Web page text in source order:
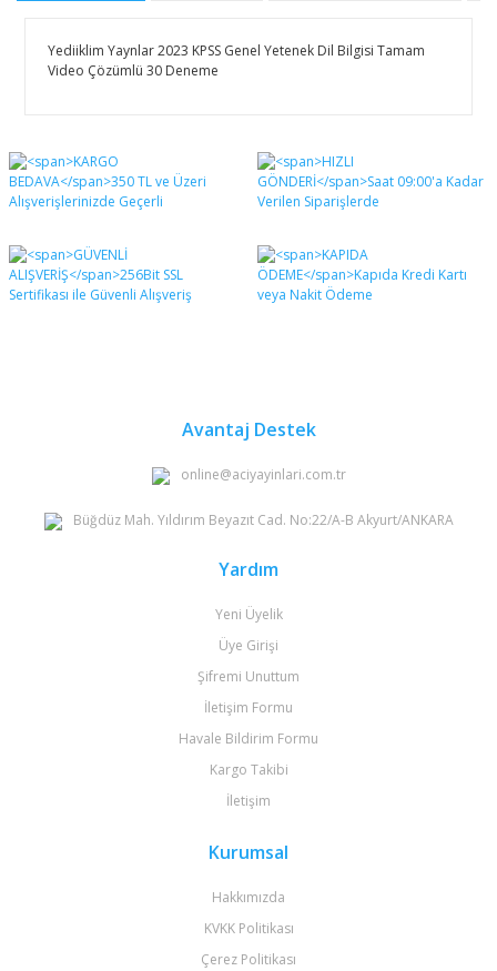
Yediiklim Yaynlar 2023 KPSS Genel Yetenek Dil Bilgisi Tamam
Video Çözümlü 30 Deneme
Bu ürüne ilk yorumu siz yapın!
Yorum Yaz
Bu ürünün fiyat bilgisi, resim, ürün açıklamalarında ve
diğer konularda yetersiz gördüğünüz noktaları öneri
formunu kullanarak tarafımıza iletebilirsiniz.
Görüş ve önerileriniz için teşekkür ederiz.
Ürün resmi kalitesiz, bozuk veya görüntülenemiyor.
Ürün açıklamasında eksik bilgiler bulunuyor.
Avantaj Destek
online@aciyayinlari.com.tr
Büğdüz Mah. Yıldırım Beyazıt Cad. No:22/A-B Akyurt/ANKARA
Yardım
Yeni Üyelik
Üye Girişi
Şifremi Unuttum
İletişim Formu
Havale Bildirim Formu
Kargo Takibi
İletişim
Kurumsal
Hakkımızda
KVKK Politikası
Çerez Politikası